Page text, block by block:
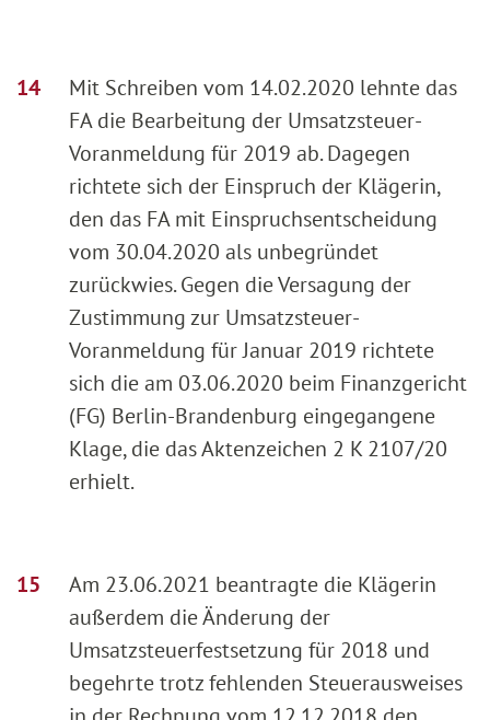
Mit Schreiben vom 14.02.2020 lehnte das
FA die Bearbeitung der Umsatzsteuer-
Voranmeldung für 2019 ab. Dagegen
richtete sich der Einspruch der Klägerin,
den das FA mit Einspruchsentscheidung
vom 30.04.2020 als unbegründet
zurückwies. Gegen die Versagung der
Zustimmung zur Umsatzsteuer-
Voranmeldung für Januar 2019 richtete
sich die am 03.06.2020 beim Finanzgericht
(FG) Berlin-Brandenburg eingegangene
Klage, die das Aktenzeichen 2 K 2107/20
erhielt.
Am 23.06.2021 beantragte die Klägerin
außerdem die Änderung der
Umsatzsteuerfestsetzung für 2018 und
begehrte trotz fehlenden Steuerausweises